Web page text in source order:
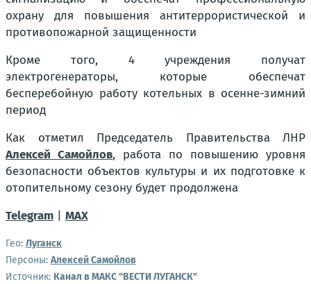
охрану для повышения антитеррористической и
противопожарной защищенности
Кроме того, 4 учреждения получат
электрогенераторы, которые обеспечат
бесперебойную работу котельных в осенне-зимний
период
Как отметил Председатель Правительства ЛНР
Алексей Самойлов, работа по повышению уровня
безопасности объектов культуры и их подготовке к
отопительному сезону будет продолжена
Telegram
MAX
Гео: Луганск
Персоны: Алексей Самойлов
Источник: Канал в МАКС "ВЕСТИ ЛУГАНСК"